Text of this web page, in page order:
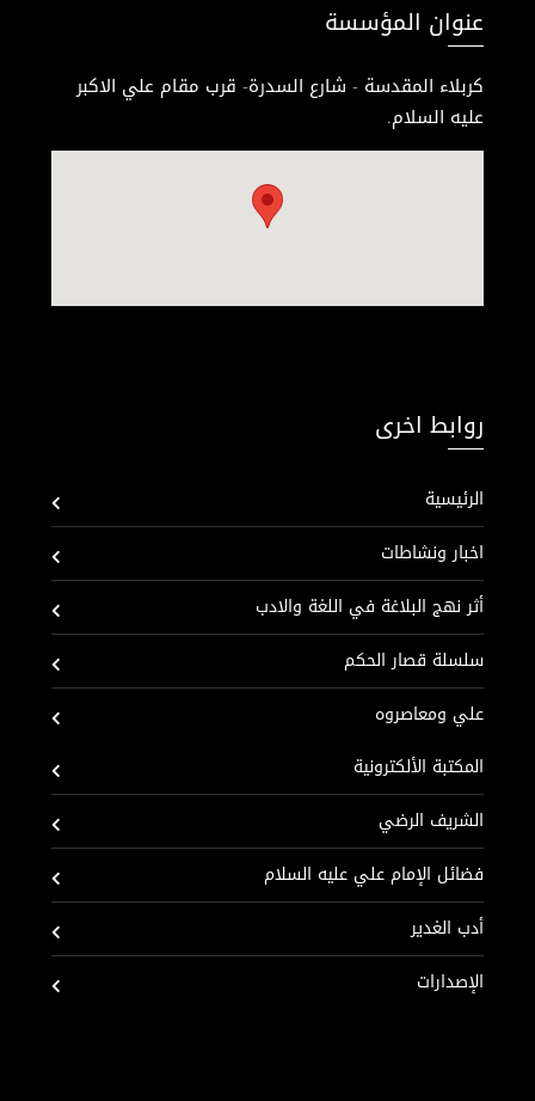
عنوان المؤسسة
كربلاء المقدسة - شارع السدرة- قرب مقام علي الاكبر
عليه السلام.
روابط اخرى
الرئيسية
اخبار ونشاطات
أثر نهج البلاغة في اللغة والادب
سلسلة قصار الحكم
علي ومعاصروه
المكتبة الألكترونية
الشريف الرضي
فضائل الإمام علي عليه السلام
أدب الغدير
الإصدارات